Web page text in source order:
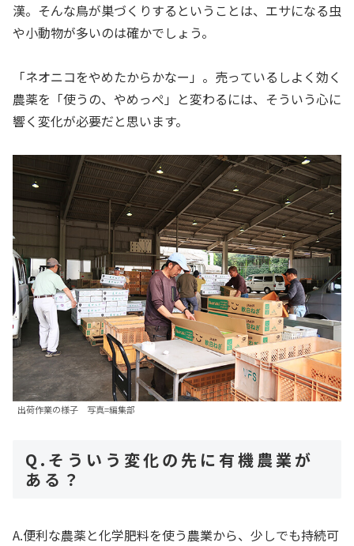
漢。そんな鳥が巣づくりするということは、エサになる虫
や小動物が多いのは確かでしょう。
「ネオニコをやめたからかなー」。売っているしよく効く
農薬を「使うの、やめっぺ」と変わるには、そういう心に
響く変化が必要だと思います。
出荷作業の様子 写真=編集部
Q.そういう変化の先に有機農業が
ある？
A.便利な農薬と化学肥料を使う農業から、少しでも持続可